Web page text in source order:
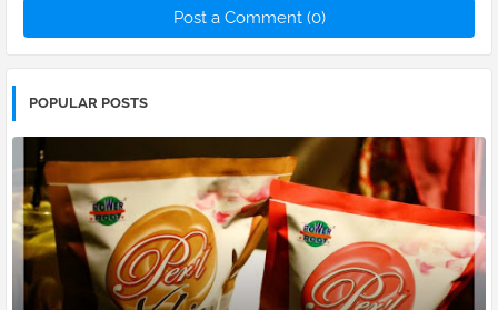
Post a Comment (0)
POPULAR POSTS